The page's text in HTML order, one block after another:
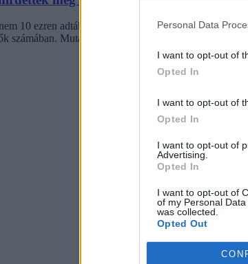
Personal Data
I want to opt-out of
Opted In
I want to opt-out of
Opted In
I want to opt-out of
Advertising.
Opted In
I want to opt-out of
of my Personal
was collected.
Opted Out
10 ezren adták be a jelentkezésüket valamely
számában. Mutatjuk a korábbi évek statisztikáit.